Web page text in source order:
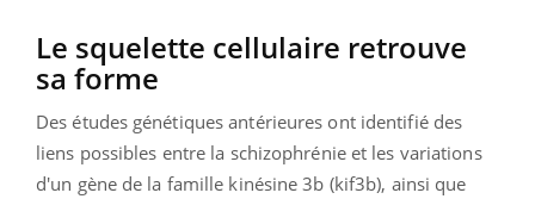
Le squelette cellulaire retrouve
sa forme
Des études génétiques antérieures ont identifié des
liens possibles entre la schizophrénie et les variations
d'un gène de la famille kinésine 3b (kif3b), ainsi que